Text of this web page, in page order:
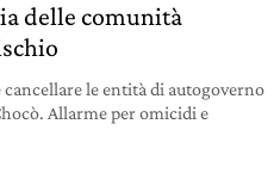
delle comunità
le entità di autogoverno
Allarme per omicidi e